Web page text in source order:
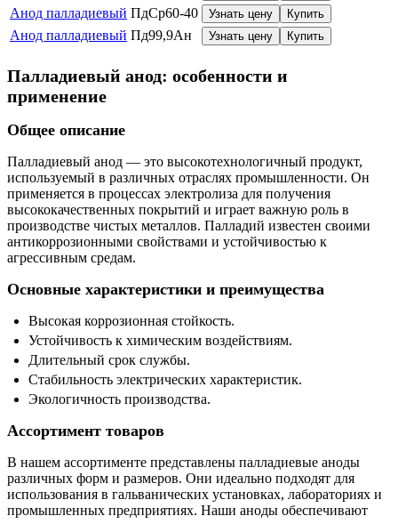
Анод палладиевый ПдСр60-40 Узнать цену Купить
Анод палладиевый Пд99,9Ан Узнать цену Купить
Палладиевый анод: особенности и
применение
Общее описание
Палладиевый анод — это высокотехнологичный продукт,
используемый в различных отраслях промышленности. Он
применяется в процессах электролиза для получения
высококачественных покрытий и играет важную роль в
производстве чистых металлов. Палладий известен своими
антикоррозионными свойствами и устойчивостью к
агрессивным средам.
Основные характеристики и преимущества
Высокая коррозионная стойкость.
Устойчивость к химическим воздействиям.
Длительный срок службы.
Стабильность электрических характеристик.
Экологичность производства.
Ассортимент товаров
В нашем ассортименте представлены палладиевые аноды
различных форм и размеров. Они идеально подходят для
использования в гальванических установках, лабораториях и
промышленных предприятиях. Наши аноды обеспечивают